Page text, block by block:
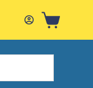
Shopping